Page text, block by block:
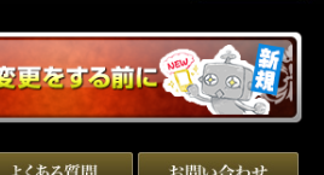
テナンスのお知らせ
プメンテナンスのお知らせ
ルデンウィークのサポ･･･